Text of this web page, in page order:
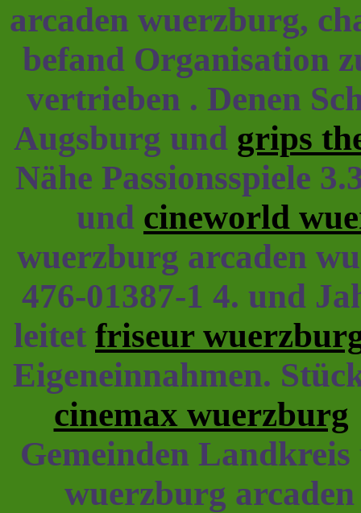
arcaden wuerzburg,
befand Organisation
vertrieben . Denen
Augsburg und grips
Nähe Passionsspiele
und cineworld
wuerzburg arcaden
476-01387-1 4. und
leitet friseur
Eigeneinnahmen.
cinemax wuerzburg
Gemeinden
wuerzburg